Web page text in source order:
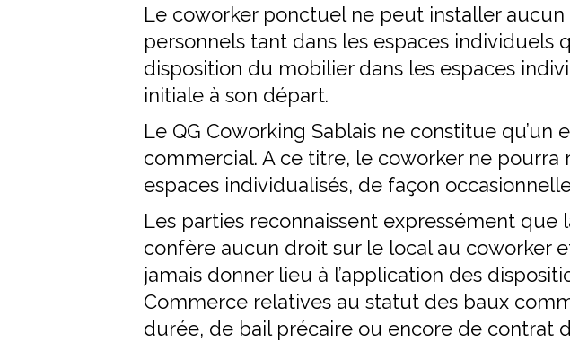
Le coworker ponctuel ne peut installer
personnels tant dans les espaces individuels
disposition du mobilier dans les espaces
initiale à son départ.
Le QG Coworking Sablais ne constitue
commercial. A ce titre, le coworker ne
espaces individualisés, de façon
Les parties reconnaissent expressément que
confère aucun droit sur le local au coworker
jamais donner lieu à l’application des
Commerce relatives au statut des baux
durée, de bail précaire ou encore de contrat